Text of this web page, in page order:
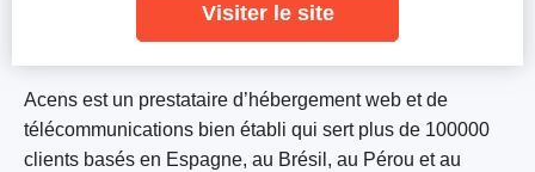
Acens est un prestataire d’hébergement web et de
télécommunications bien établi qui sert plus de 100000
clients basés en Espagne, au Brésil, au Pérou et au
Visiter le site